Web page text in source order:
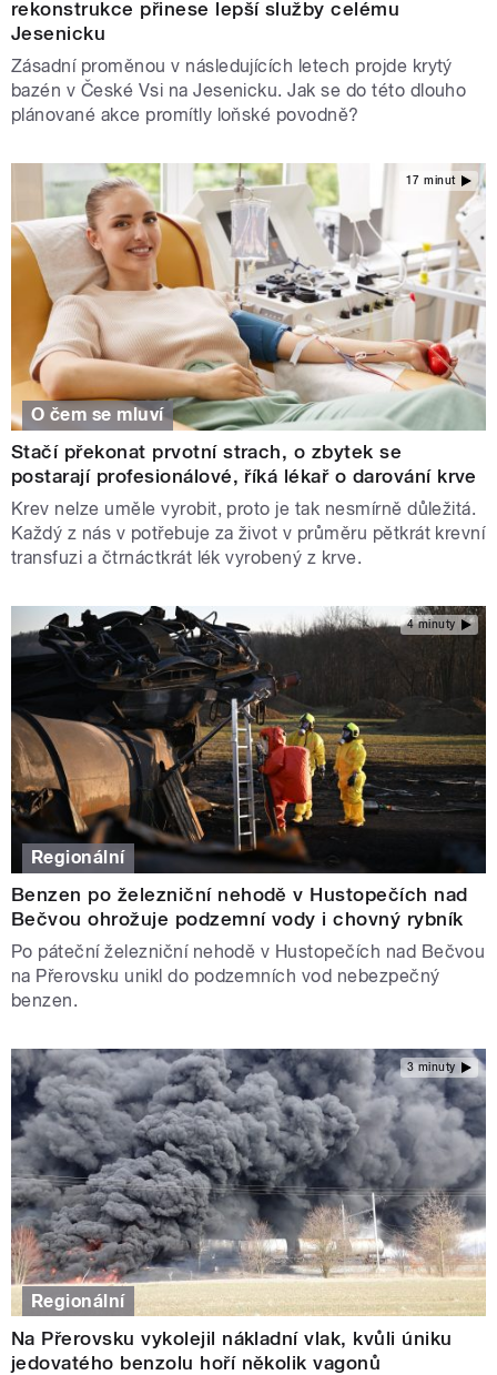
rekonstrukce přinese lepší služby celému
Jesenicku
Zásadní proměnou v následujících letech projde krytý
bazén v České Vsi na Jesenicku. Jak se do této dlouho
plánované akce promítly loňské povodně?
17 minut
O čem se mluví
Stačí překonat prvotní strach, o zbytek se
postarají profesionálové, říká lékař o darování krve
Krev nelze uměle vyrobit, proto je tak nesmírně důležitá.
Každý z nás v potřebuje za život v průměru pětkrát krevní
transfuzi a čtrnáctkrát lék vyrobený z krve.
4 minuty
Regionální
Benzen po železniční nehodě v Hustopečích nad
Bečvou ohrožuje podzemní vody i chovný rybník
Po páteční železniční nehodě v Hustopečích nad Bečvou
na Přerovsku unikl do podzemních vod nebezpečný
benzen.
3 minuty
Regionální
Na Přerovsku vykolejil nákladní vlak, kvůli úniku
jedovatého benzolu hoří několik vagonů